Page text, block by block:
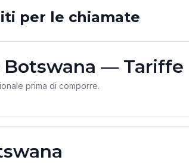
per le chiamate
— Tariffe
prima di comporre.